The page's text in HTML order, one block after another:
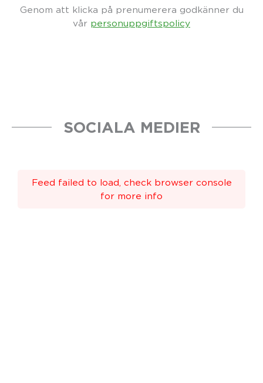
Genom att klicka på prenumerera godkänner du
vår personuppgiftspolicy
SOCIALA MEDIER
Feed failed to load, check browser console
for more info